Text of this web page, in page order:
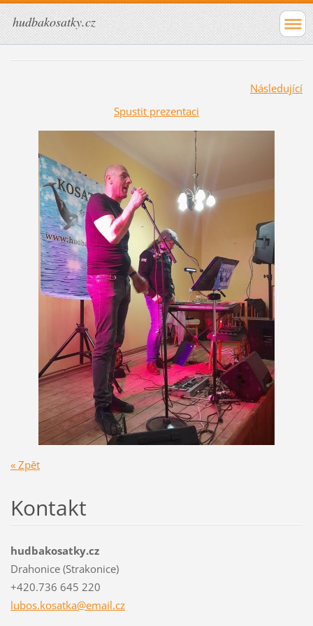
hudbakosatky.cz
Následující
Spustit prezentaci
« Zpět
Kontakt
hudbakosatky.cz
Drahonice (Strakonice)
+420.736 645 220
lubos.kosatka@email.cz